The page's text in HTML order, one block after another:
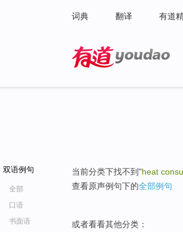
词典 翻译 有道
双语例句
全部
口语
书面语
当前分类下找不到"heat
查看原声例句下的全部例句
或者看看其他分类：